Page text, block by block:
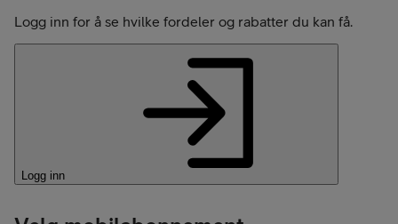
Logg inn for å se hvilke fordeler og rabatter du kan få.
Logg inn